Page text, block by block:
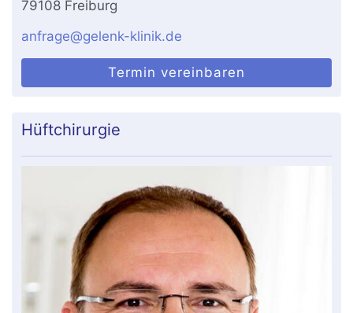
79108 Freiburg
anfrage@gelenk-klinik.de
Termin vereinbaren
Hüftchirurgie